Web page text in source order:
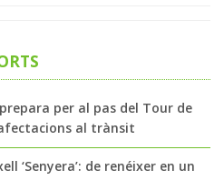
per al pas del Tour de
al trànsit
‘Senyera’: de renéixer en un